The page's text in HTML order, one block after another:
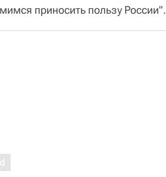
приносить пользу России".